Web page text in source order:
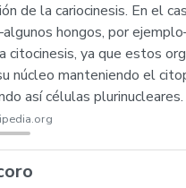
de la cariocinesis. En el
hongos, por
citocinesis, ya que estos
núcleo manteniendo el
así células plurinucleares.